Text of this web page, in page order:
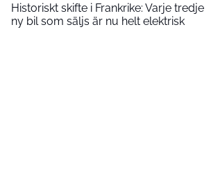
Historiskt skifte i Frankrike: Varje tredje
ny bil som säljs är nu helt elektrisk